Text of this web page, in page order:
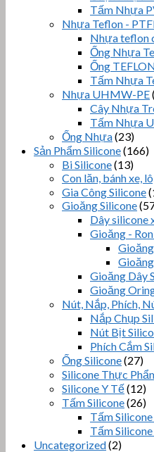
Tấm Nhựa
Nhựa Teflon -
Nhựa teflon
Ống Nhựa
Ống
Tấm Nhựa
Nhựa UHMW-PE
Cây Nhựa
Tấm Nhựa
Ống Nhựa(23)
Sản Phẩm Silicone(166)
Bi Silicone(13)
Con lăn, bánh xe,
Gia Công Silicone
Gioăng Silicone
Dây silicone
Gioăng -
Gioăng Dây
Gioăng
Nút, Nắp, Phích,
Nắp Chụp
Nút Bịt
Phích Cắm
Ống Silicone(27)
Silicone Thực
Silicone Y Tế(12)
Tấm Silicone(26)
Tấm
Tấm
Uncategorized(2)